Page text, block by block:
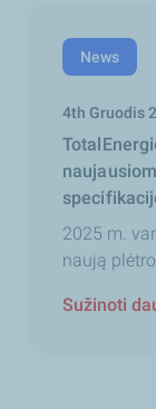
News
4th Gruodis
2025 m.
naują
Sužinoti